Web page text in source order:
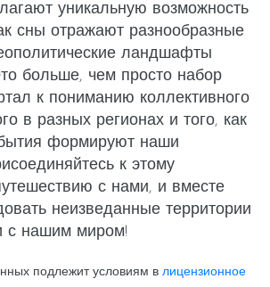
уникальную возможность
сны отражают разнообразные
ландшафты
больше, чем просто набор
к пониманию коллективного
в разных регионах и того, как
формируют наши
к этому
с нами, и вместе
неизведанные территории
с нашим миром!
подлежит условиям в лицензионное